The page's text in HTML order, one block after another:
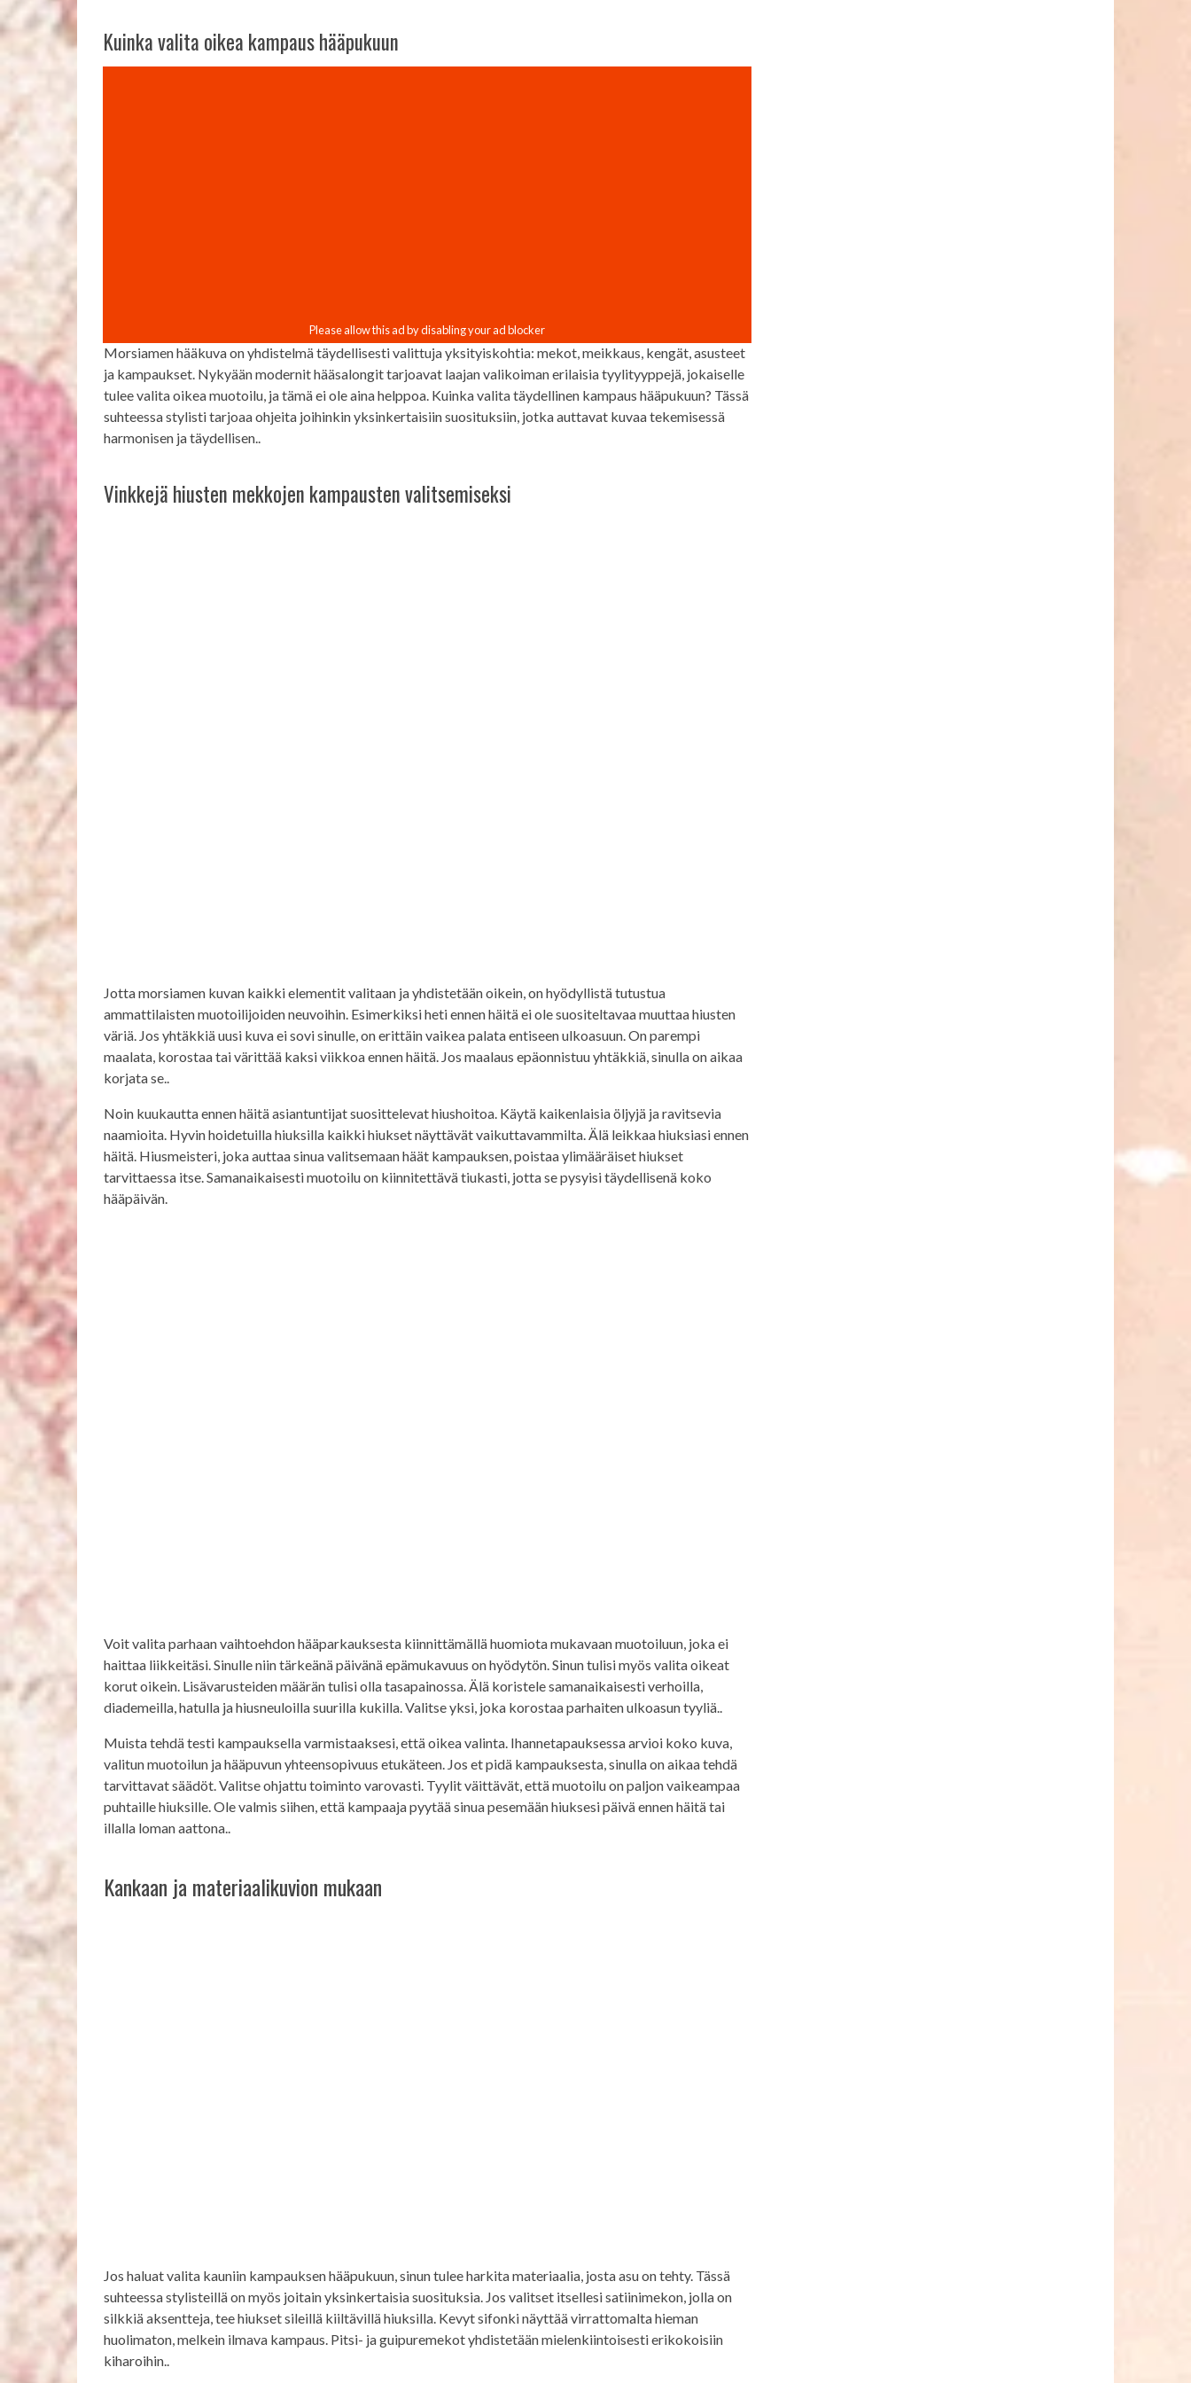
Kuinka valita oikea kampaus hääpukuun
Morsiamen hääkuva on yhdistelmä täydellisesti valittuja yksityiskohtia: mekot, meikkaus, kengät, asusteet
ja kampaukset. Nykyään modernit hääsalongit tarjoavat laajan valikoiman erilaisia ​​tyylityyppejä, jokaiselle
tulee valita oikea muotoilu, ja tämä ei ole aina helppoa. Kuinka valita täydellinen kampaus hääpukuun? Tässä
suhteessa stylisti tarjoaa ohjeita joihinkin yksinkertaisiin suosituksiin, jotka auttavat kuvaa tekemisessä
harmonisen ja täydellisen..
Vinkkejä hiusten mekkojen kampausten valitsemiseksi
Jotta morsiamen kuvan kaikki elementit valitaan ja yhdistetään oikein, on hyödyllistä tutustua
ammattilaisten muotoilijoiden neuvoihin. Esimerkiksi heti ennen häitä ei ole suositeltavaa muuttaa hiusten
väriä. Jos yhtäkkiä uusi kuva ei sovi sinulle, on erittäin vaikea palata entiseen ulkoasuun. On parempi
maalata, korostaa tai värittää kaksi viikkoa ennen häitä. Jos maalaus epäonnistuu yhtäkkiä, sinulla on aikaa
korjata se..
Noin kuukautta ennen häitä asiantuntijat suosittelevat hiushoitoa. Käytä kaikenlaisia ​​öljyjä ja ravitsevia
naamioita. Hyvin hoidetuilla hiuksilla kaikki hiukset näyttävät vaikuttavammilta. Älä leikkaa hiuksiasi ennen
häitä. Hiusmeisteri, joka auttaa sinua valitsemaan häät kampauksen, poistaa ylimääräiset hiukset
tarvittaessa itse. Samanaikaisesti muotoilu on kiinnitettävä tiukasti, jotta se pysyisi täydellisenä koko
hääpäivän.
Voit valita parhaan vaihtoehdon hääparkauksesta kiinnittämällä huomiota mukavaan muotoiluun, joka ei
haittaa liikkeitäsi. Sinulle niin tärkeänä päivänä epämukavuus on hyödytön. Sinun tulisi myös valita oikeat
korut oikein. Lisävarusteiden määrän tulisi olla tasapainossa. Älä koristele samanaikaisesti verhoilla,
diademeilla, hatulla ja hiusneuloilla suurilla kukilla. Valitse yksi, joka korostaa parhaiten ulkoasun tyyliä..
Muista tehdä testi kampauksella varmistaaksesi, että oikea valinta. Ihannetapauksessa arvioi koko kuva,
valitun muotoilun ja hääpuvun yhteensopivuus etukäteen. Jos et pidä kampauksesta, sinulla on aikaa tehdä
tarvittavat säädöt. Valitse ohjattu toiminto varovasti. Tyylit väittävät, että muotoilu on paljon vaikeampaa
puhtaille hiuksille. Ole valmis siihen, että kampaaja pyytää sinua pesemään hiuksesi päivä ennen häitä tai
illalla loman aattona..
Kankaan ja materiaalikuvion mukaan
Jos haluat valita kauniin kampauksen hääpukuun, sinun tulee harkita materiaalia, josta asu on tehty. Tässä
suhteessa stylisteillä on myös joitain yksinkertaisia ​​suosituksia. Jos valitset itsellesi satiinimekon, jolla on
silkkiä aksentteja, tee hiukset sileillä kiiltävillä hiuksilla. Kevyt sifonki näyttää virrattomalta hieman
huolimaton, melkein ilmava kampaus. Pitsi- ja guipuremekot yhdistetään mielenkiintoisesti erikokoisiin
kiharoihin..